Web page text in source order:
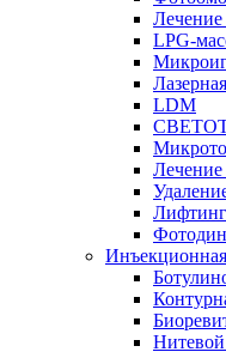
Лечение
LPG-
LDM
Лечение